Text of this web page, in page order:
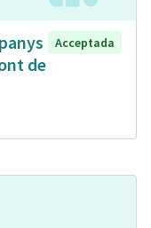
de
Acceptada